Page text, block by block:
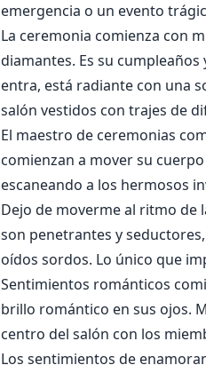
emergencia o un evento
La ceremonia comienza con
diamantes. Es su
entra, está radiante con una
salón vestidos con trajes de
El maestro de ceremonias
comienzan a mover su
escaneando a los hermosos
Dejo de moverme al ritmo de
son penetrantes y
oídos sordos. Lo único que
Sentimientos románticos
brillo romántico en sus ojos.
centro del salón con los
Los sentimientos de